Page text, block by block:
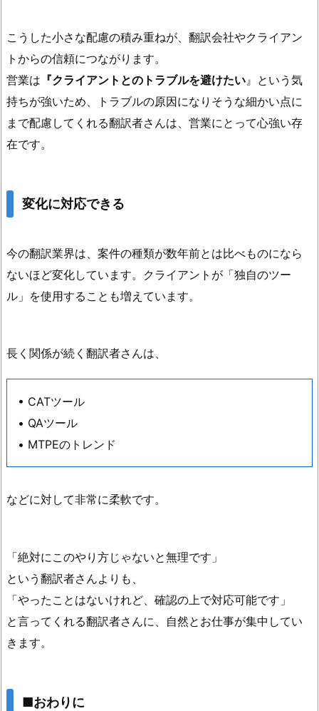
こうした小さな配慮の積み重ねが、翻訳会社やクライアン
トからの信頼につながります。
営業は 『クライアントとのトラブルを避けたい 』という気
持ちが強いため、トラブルの原因になりそうな細かい点に
まで配慮してくれる翻訳者さんは、営業にとって心強い存
在です。
変化に対応できる
今の翻訳業界は、案件の種類が数年前とは比べものになら
ないほど変化しています。クライアントが「独自のツー
ル」を使用することも増えています。
長く関係が続く翻訳者さんは、
• CATツール
• QAツール
• MTPEのトレンド
などに対して非常に柔軟です。
「絶対にこのやり方じゃないと無理です」
という翻訳者さんよりも、
「やったことはないけれど、確認の上で対応可能です」
と言ってくれる翻訳者さんに、自然とお仕事が集中してい
きます。
■おわりに